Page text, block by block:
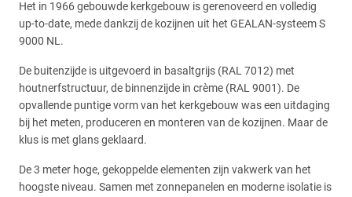
Het in 1966 gebouwde kerkgebouw is gerenoveerd en volledig
up-to-date, mede dankzij de kozijnen uit het GEALAN-systeem S
9000 NL.
De buitenzijde is uitgevoerd in basaltgrijs (RAL 7012) met
houtnerfstructuur, de binnenzijde in crème (RAL 9001). De
opvallende puntige vorm van het kerkgebouw was een uitdaging
bij het meten, produceren en monteren van de kozijnen. Maar de
klus is met glans geklaard.
De 3 meter hoge, gekoppelde elementen zijn vakwerk van het
hoogste niveau. Samen met zonnepanelen en moderne isolatie is